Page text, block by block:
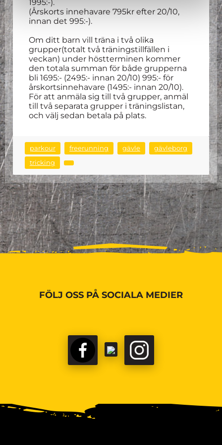
1995:-).
(Årskorts innehavare 795kr efter 20/10,
innan det 995:-).
Om ditt barn vill träna i två olika
grupper(totalt två träningstillfällen i
veckan) under höstterminen kommer
den totala summan för både grupperna
bli 1695:- (2495:- innan 20/10) 995:- för
årskortsinnehavare (1495:- innan 20/10).
För att anmäla sig till två grupper, anmäl
till två separata grupper i träningslistan,
och välj sedan betala på plats.
parkour freerunning gävle
gävleborg
tricking
FÖLJ OSS PÅ SOCIALA MEDIER